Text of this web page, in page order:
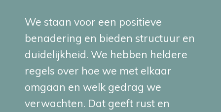
We staan voor een positieve
benadering en bieden structuur en
duidelijkheid. We hebben heldere
regels over hoe we met elkaar
omgaan en welk gedrag we
verwachten. Dat geeft rust en